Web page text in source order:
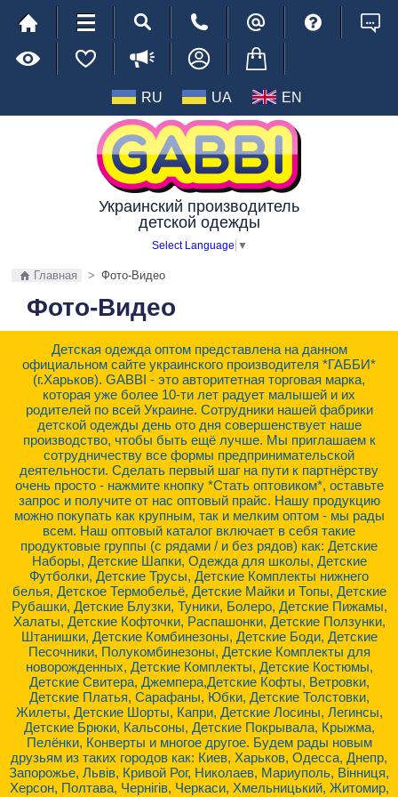
RU UA EN
Украинский производитель
детской одежды
Select Language ▼
Главная > Фото-Видео
Фото-Видео
Детская одежда оптом представлена на данном
официальном сайте украинского производителя *ГАББИ*
(г.Харьков). GABBI - это авторитетная торговая марка,
которая уже более 10-ти лет радует малышей и их
родителей по всей Украине. Сотрудники нашей фабрики
детской одежды день ото дня совершенствует наше
производство, чтобы быть ещё лучше. Мы приглашаем к
сотрудничеству все формы предпринимательской
деятельности. Сделать первый шаг на пути к партнёрству
очень просто - нажмите кнопку *Стать оптовиком*, оставьте
запрос и получите от нас оптовый прайс. Нашу продукцию
можно покупать как крупным, так и мелким оптом - мы рады
всем. Наш оптовый каталог включает в себя такие
продуктовые группы (с рядами / и без рядов) как: Детские
Наборы, Детские Шапки, Одежда для школы, Детские
Футболки, Детские Трусы, Детские Комплекты нижнего
белья, Детское Термобельё, Детские Майки и Топы, Детские
Рубашки, Детские Блузки, Туники, Болеро, Детские Пижамы,
Халаты, Детские Кофточки, Распашонки, Детские Ползунки,
Штанишки, Детские Комбинезоны, Детские Боди, Детские
Песочники, Полукомбинезоны, Детские Комплекты для
новорожденных, Детские Комплекты, Детские Костюмы,
Детские Свитера, Джемпера,Детские Кофты, Ветровки,
Детские Платья, Сарафаны, Юбки, Детские Толстовки,
Жилеты, Детские Шорты, Капри, Детские Лосины, Легинсы,
Детские Брюки, Кальсоны, Детские Покрывала, Крыжма,
Пелёнки, Конверты и многое другое. Будем рады новым
друзьям из таких городов как: Киев, Харьков, Одесса, Днепр,
Запорожье, Львів, Кривой Рог, Николаев, Мариуполь, Вінниця,
Херсон, Полтава, Чернігів, Черкаси, Хмельницький, Житомир,